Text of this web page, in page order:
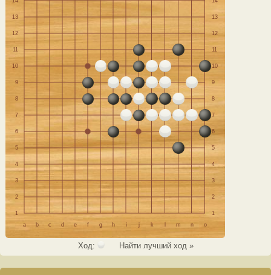
13 13
12 12
11 11
10 10
9 9
8 8
7 7
6 6
5 5
4 4
3 3
2 2
1
1
a
b c d e f g h i j k m n o
Ход: Найти лучший ход »